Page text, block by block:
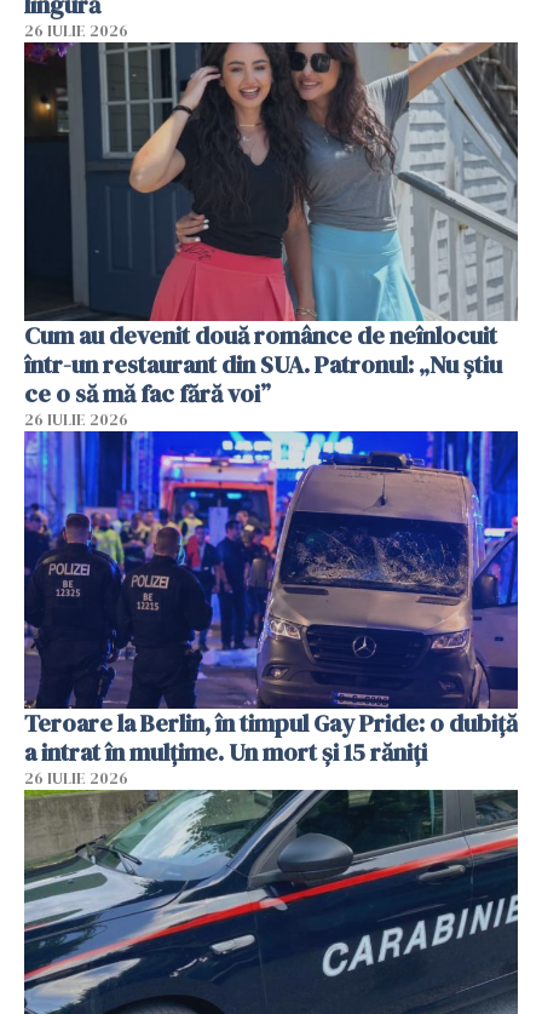
26 IULIE 2026
Cum au devenit două românce de neînlocuit
într-un restaurant din SUA. Patronul: „Nu știu
ce o să mă fac fără voi”
26 IULIE 2026
Teroare la Berlin, în timpul Gay Pride: o dubiță
a intrat în mulțime. Un mort și 15 răniți
26 IULIE 2026